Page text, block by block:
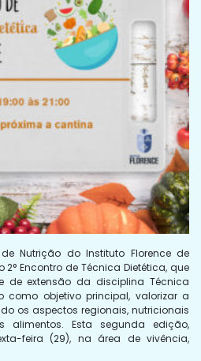
Nutrição do Instituto Florence de
2° Encontro de Técnica Dietética, que
de extensão da disciplina Técnica
como objetivo principal, valorizar a
os aspectos regionais, nutricionais
Esta segunda edição,
feira (29), na área de vivência,